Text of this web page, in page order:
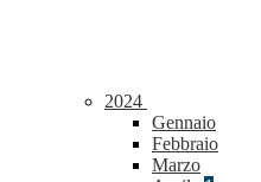
2024
Gennaio
Febbraio
Marzo